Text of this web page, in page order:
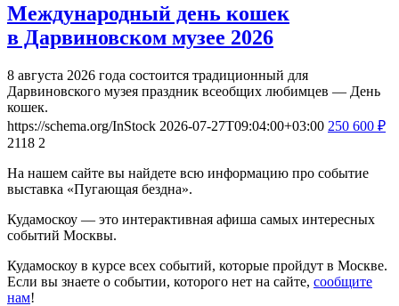
Международный день кошек
в Дарвиновском музее 2026
8 августа 2026 года состоится традиционный для
Дарвиновского музея праздник всеобщих любимцев — День
кошек.
https://schema.org/InStock 2026-07-27T09:04:00+03:00 250 600 ₽
2118 2
На нашем сайте вы найдете всю информацию про событие
выставка «Пугающая бездна».
Кудамоскоу — это интерактивная афиша самых интересных
событий Москвы.
Кудамоскоу в курсе всех событий, которые пройдут в Москве.
Если вы знаете о событии, которого нет на сайте, сообщите
нам!